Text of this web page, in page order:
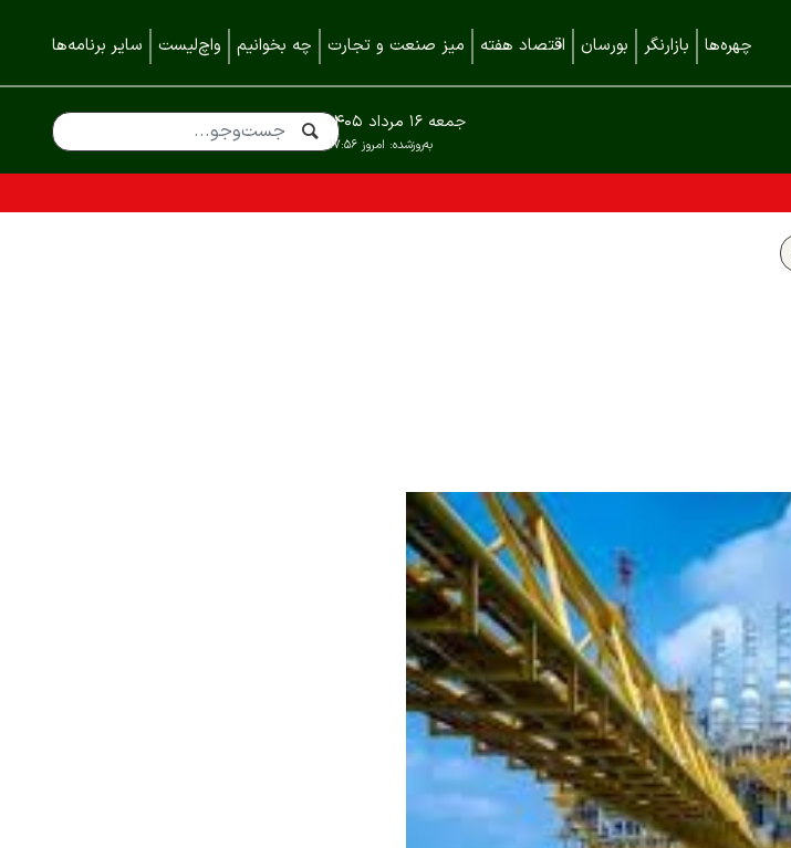
چهره‌ها بازارنگر بورسان اقتصاد هفته میز صنعت و تجارت چه بخوانیم واچ‌لیست سایر برنامه‌ها
به‌روزشده: امروز ۱۷:۵۶
جمعه ۱۶ مرداد ۱۴۰۵